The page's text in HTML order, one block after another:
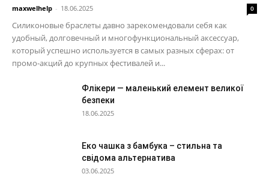
maxwelhelp - 18.06.2025 0
Силиконовые браслеты давно зарекомендовали себя как
удобный, долговечный и многофункциональный аксессуар,
который успешно используется в самых разных сферах: от
промо-акций до крупных фестивалей и...
Флікери — маленький елемент великої
безпеки
18.06.2025
Еко чашка з бамбука – стильна та
свідома альтернатива
03.06.2025